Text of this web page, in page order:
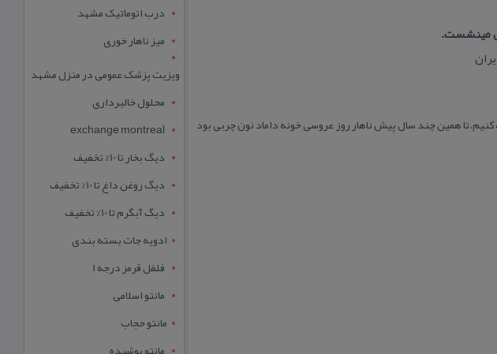
مینشست.
همین چند سال پیش ناهار روز عروسی خونه داماد نون چربی بود
درب اتوماتیک مشهد
میز ناهار خوری
ویزیت پزشک عمومی در منزل مشهد
محلول خالبرداری
exchange montreal
دیگ بخار تا 10% تخفیف
دیگ روغن داغ تا 10% تخفیف
دیگ آبگرم تا 10% تخفیف
ادویه جات بسته بندی
فلفل قرمز درجه 1
مانتو اسلامی
مانتو حجاب